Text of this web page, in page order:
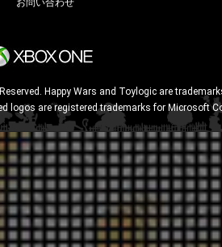
お問い合わせ
Happy Wars and Toylogic are
logos are registered trademarks for Microsoft